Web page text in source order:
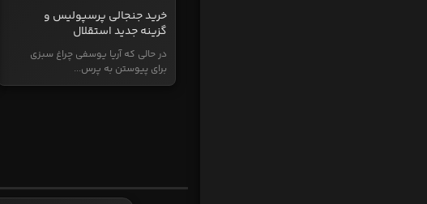
خرید جنجالی پرسپولیس و
گزینه جدید استقلال
در حالی که آریا یوسفی چراغ سبزی
برای پیوستن به پرس...